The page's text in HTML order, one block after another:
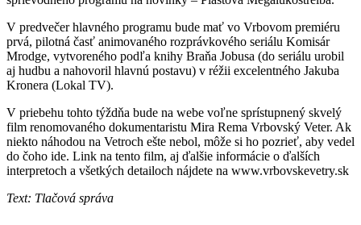
V predvečer hlavného programu bude mať vo Vrbovom premiéru
prvá, pilotná časť animovaného rozprávkového seriálu Komisár
Mrodge, vytvoreného podľa knihy Braňa Jobusa (do seriálu urobil
aj hudbu a nahovoril hlavnú postavu) v réžii excelentného Jakuba
Kronera (Lokal TV).
V priebehu tohto týždňa bude na webe voľne sprístupnený skvelý
film renomovaného dokumentaristu Mira Rema Vrbovský Veter. Ak
niekto náhodou na Vetroch ešte nebol, môže si ho pozrieť, aby vedel
do čoho ide. Link na tento film, aj ďalšie informácie o ďalších
interpretoch a všetkých detailoch nájdete na www.vrbovskevetry.sk
Text: Tlačová správa